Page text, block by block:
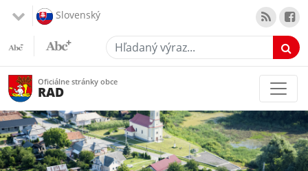
Slovenský
Hľadaný výraz...
Oficiálne stránky obce
RAD